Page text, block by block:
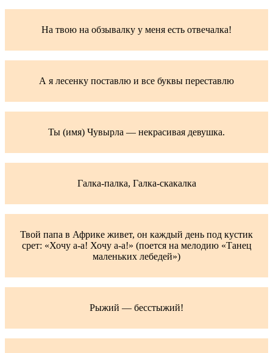
На твою на обзывалку у меня есть отвечалка!
А я лесенку поставлю и все буквы переставлю
Ты (имя) Чувырла — некрасивая девушка.
Галка-палка, Галка-скакалка
Твой папа в Африке живет, он каждый день под кустик
срет: «Хочу а-а! Хочу а-а!» (поется на мелодию «Танец
маленьких лебедей»)
Рыжий — бесстыжий!